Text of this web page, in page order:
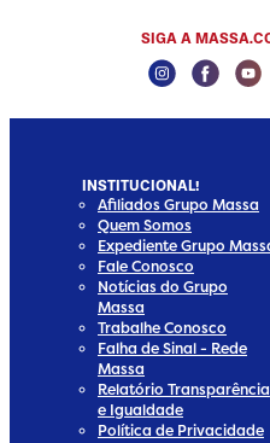
SIGA A
INSTITUCIONAL!
Afiliados Grupo Massa
Quem Somos
Expediente Grupo
Fale Conosco
Notícias do Grupo
Massa
Trabalhe Conosco
Falha de Sinal - Rede
Massa
Relatório Transparência
e Igualdade
Política de Privacidade